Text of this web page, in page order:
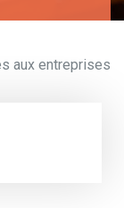
aux entreprises